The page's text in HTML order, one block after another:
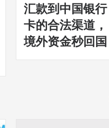
汇款到中国银行
卡的合法渠道，
境外资金秒回国